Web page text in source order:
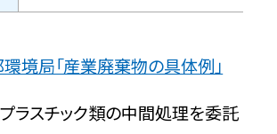
境局「産業廃棄物の具体例」
ラスチック類の中間処理を委託